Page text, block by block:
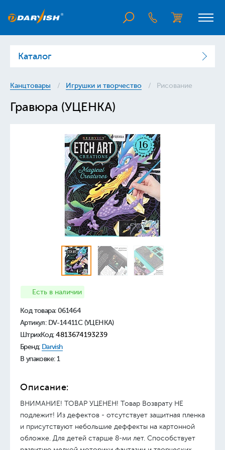
Каталог
Канцтовары Игрушки и творчество Рисование
Гравюра (УЦЕНКА)
Есть в наличии
Код товара: 061464
Артикул: DV-14411C (УЦЕНКА)
ШтрихКод: 4813674193239
Бренд: Darvish
В упаковке: 1
Описание:
ВНИМАНИЕ! ТОВАР УЦЕНЕН! Товар Возврату НЕ
подлежит! Из дефектов - отсутствует защитная пленка
и присутствуют небольшие деффекты на картонной
обложке. Для детей старше 8-ми лет. Способствует